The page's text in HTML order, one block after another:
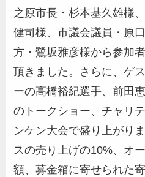
之原市長・杉本基久雄様
健司様、市議会議員・原
方・鷺坂雅彦様から参加
頂きました。さらに、ゲ
ーの高橋裕紀選手、前田
のトークショー、チャリ
ンケン大会で盛り上がり
スの売り上げの10%、オ
額、募金箱に寄せられた